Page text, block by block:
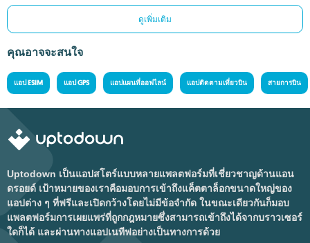
ดูเพิ่มเติม
คุณอาจจะสนใจ
แอป ESIM แอป GPS แอปแผนที่ออฟไลน์ แอปติดตามเที่ยวบิน สายการบิน
Uptodown เป็นแอปสโตร์แบบหลายแพลตฟอร์มที่เชี่ยวชาญด้านแอน
ดรอยด์ เป้าหมายของเราคือมอบการเข้าถึงแค็ตตาล็อกขนาดใหญ่ของ
แอปต่าง ๆ ที่ฟรีและเปิดกว้างโดยไม่มีข้อจำกัด ในขณะเดียวกันก็มอบ
แพลตฟอร์มการเผยแพร่ที่ถูกกฎหมายซึ่งสามารถเข้าถึงได้จากบราวเซอร์
ใดก็ได้ และผ่านทางแอปเนทีฟอย่างเป็นทางการด้วย